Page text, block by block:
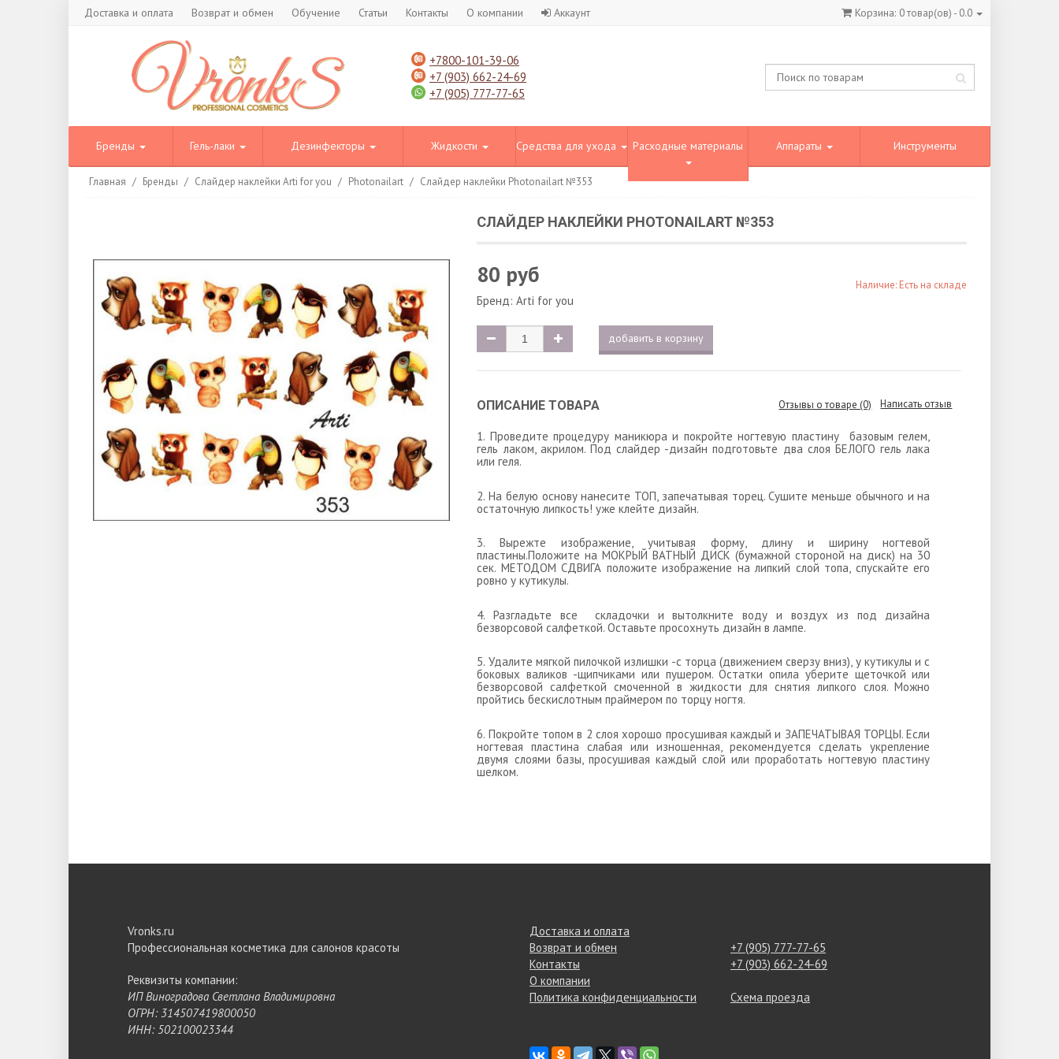
Доставка и оплата Возврат и обмен Обучение Статьи Контакты О компании Корзина: 0товар(ов) - 0.0
Аккаунт
+7800-101-39-06
+7 (903) 662-24-69
+7 (905) 777-77-65
Бренды Гель-лаки Дезинфекторы Жидкости Средства для ухода Расходные материалы Аппараты Инструменты
Главная / Бренды / Слайдер наклейки Arti for you / Photonailart / Слайдер наклейки Photonailart №353
СЛАЙДЕР НАКЛЕЙКИ PHOTONAILART №353
80 руб Наличие: Есть на складе
Бренд: Arti for you
добавить в корзину
ОПИСАНИЕ ТОВАРА Отзывы о товаре (0) Написать отзыв
1. Проведите процедуру маникюра и покройте ногтевую пластину базовым гелем,
гель лаком, акрилом. Под слайдер -дизайн подготовьте два слоя БЕЛОГО гель лака
или геля.
2. На белую основу нанесите ТОП, запечатывая торец. Сушите меньше обычного и на
остаточную липкость! уже клейте дизайн.
3. Вырежте изображение, учитывая форму, длину и ширину ногтевой
пластины.Положите на МОКРЫЙ ВАТНЫЙ ДИСК (бумажной стороной на диск) на 30
сек. МЕТОДОМ СДВИГА положите изображение на липкий слой топа, спускайте его
ровно у кутикулы.
4. Разгладьте все складочки и вытолкните воду и воздух из под дизайна
безворсовой салфеткой. Оставьте просохнуть дизайн в лампе.
5. Удалите мягкой пилочкой излишки -с торца (движением сверзу вниз), у кутикулы и с
боковых валиков -щипчиками или пушером. Остатки опила уберите щеточкой или
безворсовой салфеткой смоченной в жидкости для снятия липкого слоя. Можно
пройтись бескислотным праймером по торцу ногтя.
6. Покройте топом в 2 слоя хорошо просушивая каждый и ЗАПЕЧАТЫВАЯ ТОРЦЫ. Если
ногтевая пластина слабая или изношенная, рекомендуется сделать укрепление
двумя слоями базы, просушивая каждый слой или проработать ногтевую пластину
шелком.
Vronks.ru
Профессиональная косметика для салонов красоты
Реквизиты компании:
ИП Виноградова Светлана Владимировна
ОГРН: 314507419800050
ИНН: 502100023344
Доставка и оплата
Возврат и обмен
Контакты
О компании
Политика конфиденциальности
+7 (905) 777-77-65
+7 (903) 662-24-69
Схема проезда